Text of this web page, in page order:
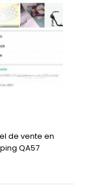
de vente en
QA57